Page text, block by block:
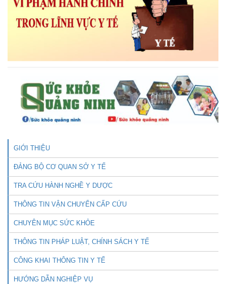
GIỚI THIỆU
ĐẢNG BỘ CƠ QUAN SỞ Y TẾ
TRA CỨU HÀNH NGHỀ Y DƯỢC
THÔNG TIN VẬN CHUYỂN CẤP CỨU
CHUYÊN MỤC SỨC KHỎE
THÔNG TIN PHÁP LUẬT, CHÍNH SÁCH Y TẾ
CÔNG KHAI THÔNG TIN Y TẾ
HƯỚNG DẪN NGHIỆP VỤ